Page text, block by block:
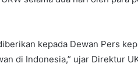
kepada Dewan Pers
di Indonesia,” ujar Direktur